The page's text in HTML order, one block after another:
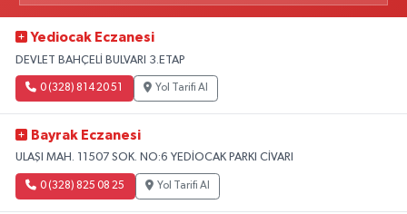
Yediocak Eczanesi
DEVLET BAHÇELİ BULVARI 3.ETAP
0 (328) 814 20 51 Yol Tarifi Al
Bayrak Eczanesi
ULAŞI MAH. 11507 SOK. NO:6 YEDİOCAK PARKI CİVARI
0 (328) 825 08 25 Yol Tarifi Al